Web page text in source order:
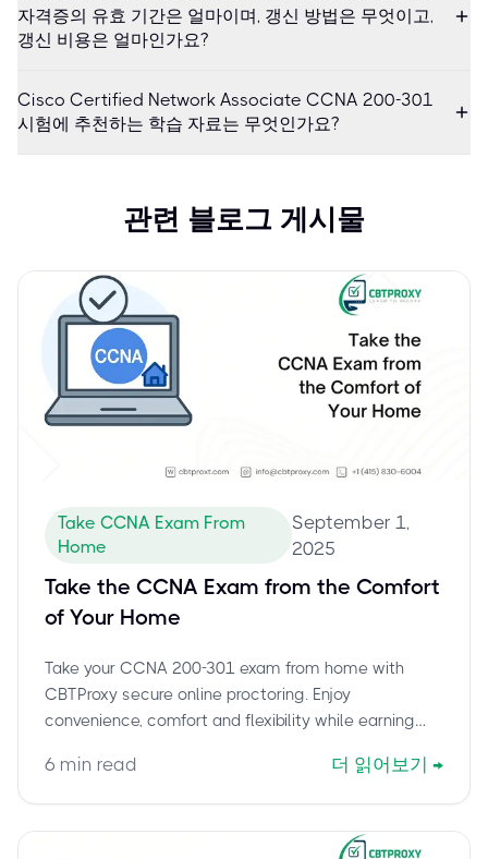
자격증의 유효 기간은 얼마이며, 갱신 방법은 무엇이고,
갱신 비용은 얼마인가요?
Cisco Certified Network Associate CCNA 200-301
시험에 추천하는 학습 자료는 무엇인가요?
관련 블로그 게시물
Take CCNA Exam From
Home
September 1,
2025
Take the CCNA Exam from the Comfort
of Your Home
Take your CCNA 200-301 exam from home with
CBTProxy secure online proctoring. Enjoy
convenience, comfort and flexibility while earning
6 min read 더 읽어보기 →